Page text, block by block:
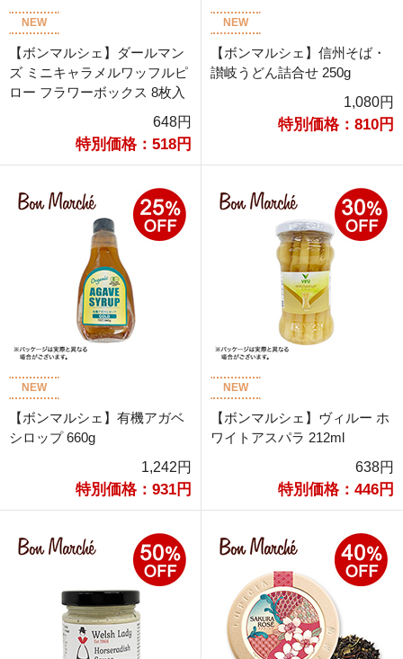
NEW
【ボンマルシェ】ダールマン
ズ ミニキャラメルワッフルピ
ロー フラワーボックス 8枚入
648円
特別価格：518円
NEW
【ボンマルシェ】信州そば・
讃岐うどん詰合せ 250g
1,080円
特別価格：810円
NEW
【ボンマルシェ】有機アガベ
シロップ 660g
1,242円
特別価格：931円
NEW
【ボンマルシェ】ヴィルー ホ
ワイトアスパラ 212ml
638円
特別価格：446円